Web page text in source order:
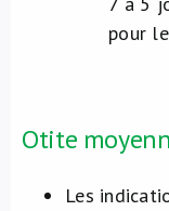
pour
Otite
Les